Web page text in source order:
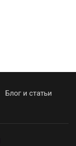
Блог и статьи